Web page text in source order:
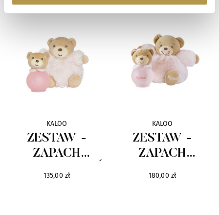
ŁYŻKĄ
KALOO
ZESTAW -
ZAPACH
LILIROSE I MIŚ
135,00 zł
KALOO
ZESTAW -
ZAPACH
LILIROSE I
180,00 zł